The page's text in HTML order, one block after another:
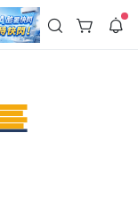
快閃活動
NT$300、再贈最高
房升級 📈⭐️ 【冷氣房
NT$300◾活動期間：
\ 再加碼 /→ 點數回饋
回饋 1% 點數✅ 滿
Line@ 專屬活動，加
推播」！